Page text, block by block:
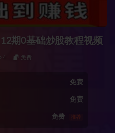
期0基础炒股教程视频
4 免费
免费
免费
免费 推荐